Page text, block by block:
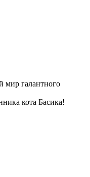
мир галантного
кота Басика!